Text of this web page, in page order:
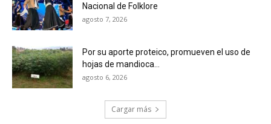
Nacional de Folklore
agosto 7, 2026
Por su aporte proteico, promueven el uso de
hojas de mandioca...
agosto 6, 2026
Cargar más